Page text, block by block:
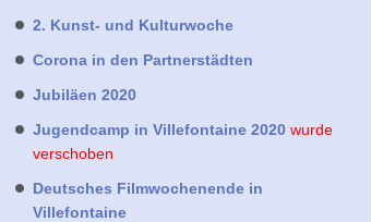
2. Kunst- und Kulturwoche
Corona in den Partnerstädten
Jubiläen 2020
Jugendcamp in Villefontaine 2020 wurde
verschoben
Deutsches Filmwochenende in
Villefontaine